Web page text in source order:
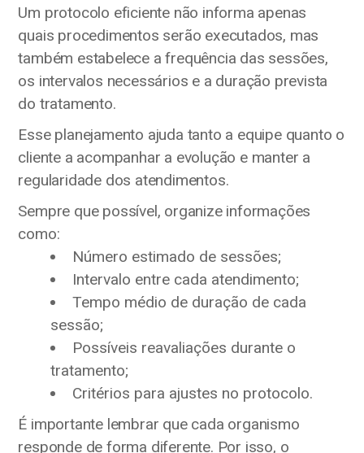
Um protocolo eficiente não informa apenas
quais procedimentos serão executados, mas
também estabelece a frequência das sessões,
os intervalos necessários e a duração prevista
do tratamento.
Esse planejamento ajuda tanto a equipe quanto o
cliente a acompanhar a evolução e manter a
regularidade dos atendimentos.
Sempre que possível, organize informações
como:
Número estimado de sessões;
Intervalo entre cada atendimento;
Tempo médio de duração de cada
sessão;
Possíveis reavaliações durante o
tratamento;
Critérios para ajustes no protocolo.
É importante lembrar que cada organismo
responde de forma diferente. Por isso, o